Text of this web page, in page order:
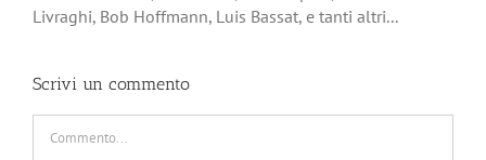
Livraghi, Bob Hoffmann, Luis Bassat, e tanti altri...
Scrivi un commento